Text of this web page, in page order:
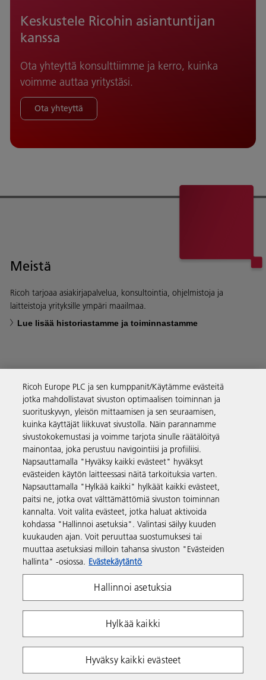
Keskustele Ricohin asiantuntijan
kanssa
Ota yhteyttä konsulttiimme ja kerro, kuinka
voimme auttaa yritystäsi.
Ota yhteyttä
Meistä
Ricoh tarjoaa asiakirjapalvelua, konsultointia, ohjelmistoja ja
laitteistoja yrityksille ympäri maailmaa.
Lue lisää historiastamme ja toiminnastamme
Yritysratkaisut
Tuotteet ja palvelut
Tuki ja yhteystiedot
Resurssit
Seuraa meitä
Yksityisyys
Ehdot ja edellytykset
Whistleblowing Policy
Tekijänoikeudet Ricoh 2026. Kaikki oikeudet pidätetään.
Ricoh Europe PLC ja sen kumppanit/Käytämme evästeitä
jotka mahdollistavat sivuston optimaalisen toiminnan ja
suorituskyvyn, yleisön mittaamisen ja sen seuraamisen,
kuinka käyttäjät liikkuvat sivustolla. Näin parannamme
sivustokokemustasi ja voimme tarjota sinulle räätälöityä
mainontaa, joka perustuu navigointiisi ja profiiliisi.
Napsauttamalla "Hyväksy kaikki evästeet" hyväksyt
evästeiden käytön laitteessasi näitä tarkoituksia varten.
Napsauttamalla "Hylkää kaikki" hylkäät kaikki evästeet,
paitsi ne, jotka ovat välttämättömiä sivuston toiminnan
kannalta. Voit valita evästeet, jotka haluat aktivoida
kohdassa "Hallinnoi asetuksia". Valintasi säilyy kuuden
kuukauden ajan. Voit peruuttaa suostumuksesi tai
muuttaa asetuksiasi milloin tahansa sivuston "Evästeiden
hallinta" -osiossa. Evästekäytäntö
Hallinnoi asetuksia
Hylkää kaikki
Hyväksy kaikki evästeet